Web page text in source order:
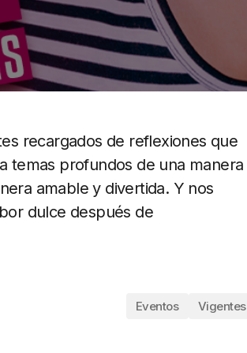
recargados de reflexiones que
temas profundos de una manera
amable y divertida. Y nos
dulce después de
Eventos Vigentes